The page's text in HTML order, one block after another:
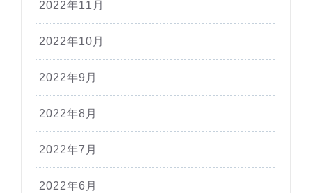
2022年11月
2022年10月
2022年9月
2022年8月
2022年7月
2022年6月